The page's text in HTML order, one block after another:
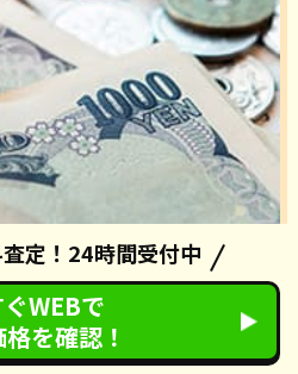
では、自動車税の還付手続きも無
ります。手続き完了後、約2ヶ
定！24時間受付中
WEBで
を確認！